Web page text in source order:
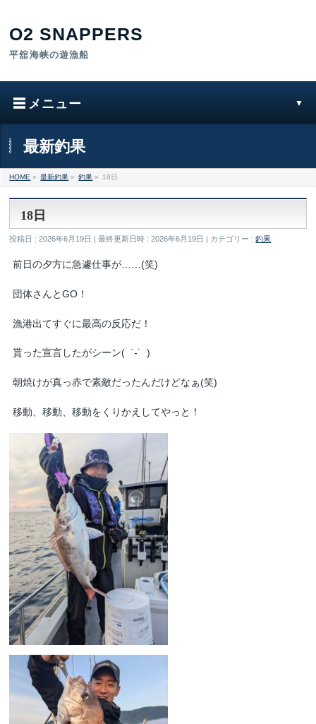
最新釣果
HOME » 最新釣果 » 釣果 » 18日
18日
投稿日 : 2026年6月19日 最終更新日時 : 2026年6月19日 カテゴリー :釣果
前日の夕方に急遽仕事が……(笑)
団体さんとGO！
漁港出てすぐに最高の反応だ！
貰った宣言したがシーン( ˙-˙ )
朝焼けが真っ赤で素敵だったんだけどなぁ(笑)
移動、移動、移動をくりかえしてやっと！